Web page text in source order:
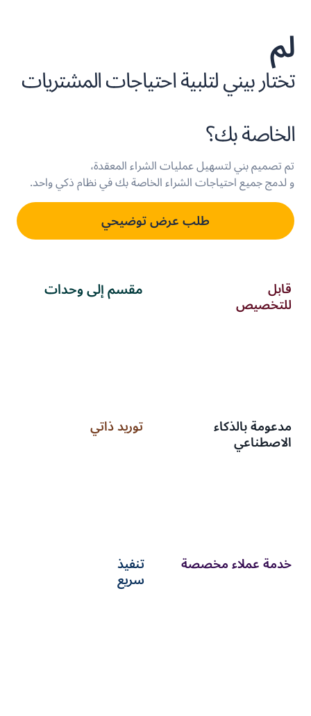
لم
تختار بيني لتلبية احتياجات المشتريات
الخاصة بك؟
تم تصميم بني لتسهيل عمليات الشراء المعقدة،
و لدمج جميع احتياجات الشراء الخاصة بك في نظام ذكي واحد.
طلب عرض توضيحي
قابل
للتخصيص
مقسم إلى وحدات
مدعومة بالذكاء
الاصطناعي
توريد ذاتي
خدمة عملاء مخصصة تنفيذ
سريع